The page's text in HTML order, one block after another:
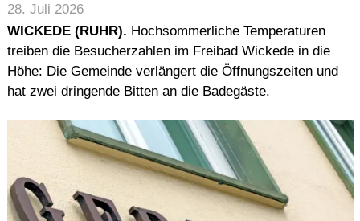
28. Juli 2026
WICKEDE (RUHR). Hochsommerliche Temperaturen
treiben die Besucherzahlen im Freibad Wickede in die
Höhe: Die Gemeinde verlängert die Öffnungszeiten und
hat zwei dringende Bitten an die Badegäste.